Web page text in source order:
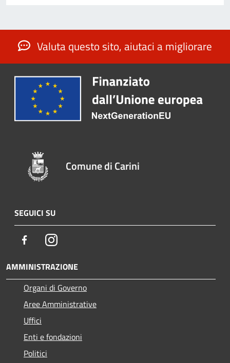
Valuta questo sito, aiutaci a migliorare
Comune di Carini
SEGUICI SU
FacebookInstagram
AMMINISTRAZIONE
Organi di Governo
Aree Amministrative
Uffici
Enti e fondazioni
Politici